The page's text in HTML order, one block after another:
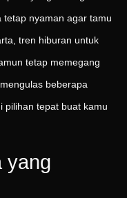
tetap nyaman agar tamu
tren hiburan untuk
tetap memegang
beberapa
pilihan tepat buat kamu
yang